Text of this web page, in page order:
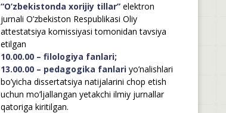
“O’zbekistonda xorijiy tillar”elektron
jurnali O’zbekiston Respublikasi Oliy
attestatsiya komissiyasi tomonidan tavsiya
etilgan
10.00.00 – filologiya fanlari;
13.00.00 – pedagogika fanlariyo’nalishlari
bo’yicha dissertatsiya natijalarini chop etish
uchun mo’ljallangan yetakchi ilmiy jurnallar
qatoriga kiritilgan.